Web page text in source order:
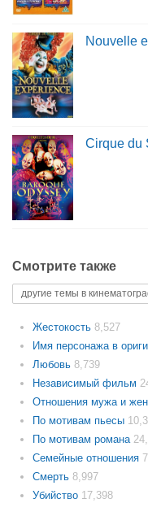
Nouvelle
Cirque du
Смотрите также
другие темы в
Жестокость 8,527
Имя персонажа в
Любовь 8,739
Независимый фильм
Отношения мужа и
По мотивам пьесы
По мотивам романа
Семейные отношения
Смерть 8,997
Убийство 17,398